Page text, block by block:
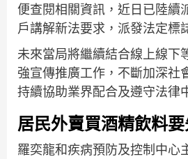
便查閱相關資訊，近日已陸續
戶講解新法要求，派發法定標
未來當局將繼續結合線上線下
強宣傳推廣工作，不斷加深社
持續協助業界配合及遵守法律
居民外賣買酒精飲料要
羅奕龍和疾病預防及控制中心